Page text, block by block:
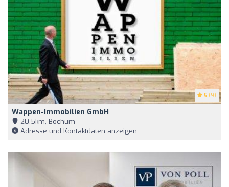
5 (9)
Wappen-Immobilien GmbH
20,5km, Bochum
Adresse und Kontaktdaten anzeigen